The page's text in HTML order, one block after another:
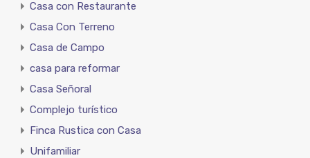
Casa con Restaurante
Casa Con Terreno
Casa de Campo
casa para reformar
Casa Señoral
Complejo turístico
Finca Rustica con Casa
Unifamiliar